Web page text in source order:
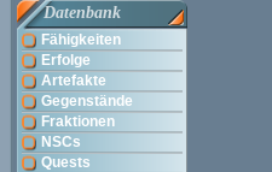
Datenbank
Fähigkeiten
Erfolge
Artefakte
Gegenstände
Fraktionen
NSCs
Quests